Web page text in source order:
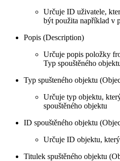
Určuje ID uživatele,
být použita například v
Popis (Description)
Určuje popis položky
Typ spouštěného
Typ spušteného objektu
Určuje typ objektu,
spouštěného objektu
ID spouštěného objektu
Určuje ID objektu,
Titulek spuštěného objektu